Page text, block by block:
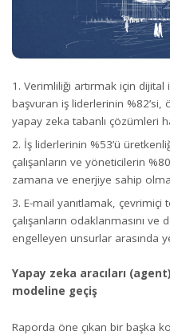
Verimliliği artırmak için
başvuran iş liderlerinin %82’si,
yapay zeka tabanlı çözümleri
İş liderlerinin %53’ü
çalışanların ve yöneticilerin
zamana ve enerjiye sahip
E-mail yanıtlamak, çevrimiçi
çalışanların odaklanmasını
engelleyen unsurlar arasında
Yapay zeka aracıları
modeline geçiş
Raporda öne çıkan bir başka